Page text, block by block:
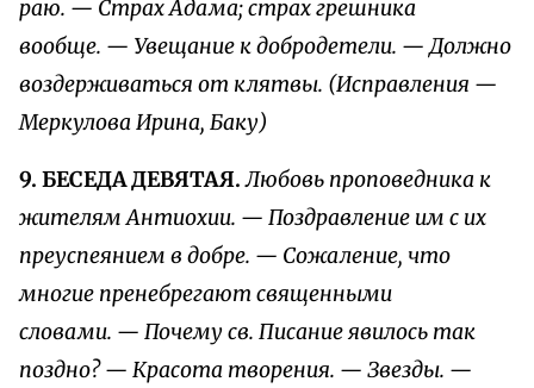
раю. — Страх Адама; страх грешника
вообще. — Увещание к добродетели. — Должно
воздерживаться от клятвы. (Исправления —
Меркулова Ирина, Баку)
9. БЕСЕДА ДЕВЯТАЯ. Любовь проповедника к
жителям Антиохии. — Поздравление им с их
преуспеянием в добре. — Сожаление, что
многие пренебрегают священными
словами. — Почему св. Писание явилось так
поздно? — Красота творения. — Звезды. —